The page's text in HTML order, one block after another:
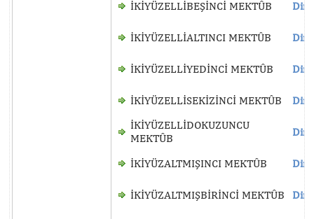
İKİYÜZELLİBEŞİNCİ MEKTÛB
İKİYÜZELLİALTINCI MEKTÛB
İKİYÜZELLİYEDİNCİ MEKTÛB
İKİYÜZELLİSEKİZİNCİ MEKTÛB
İKİYÜZELLİDOKUZUNCU
MEKTÛB
İKİYÜZALTMIŞINCI MEKTÛB
İKİYÜZALTMIŞBİRİNCİ MEKTÛB